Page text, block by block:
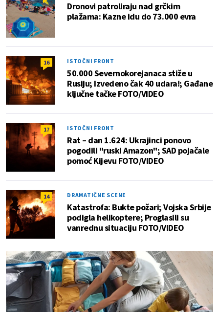
Dronovi patroliraju nad grčkim
plažama: Kazne idu do 73.000 evra
16 ISTOČNI FRONT
50.000 Severnokorejanaca stiže u
Rusiju; Izvedeno čak 40 udara!; Gađane
ključne tačke FOTO/VIDEO
17 ISTOČNI FRONT
Rat – dan 1.624: Ukrajinci ponovo
pogodili "ruski Amazon"; SAD pojačale
pomoć Kijevu FOTO/VIDEO
14 DRAMATIČNE SCENE
Katastrofa: Bukte požari; Vojska Srbije
podigla helikoptere; Proglasili su
vanrednu situaciju FOTO/VIDEO